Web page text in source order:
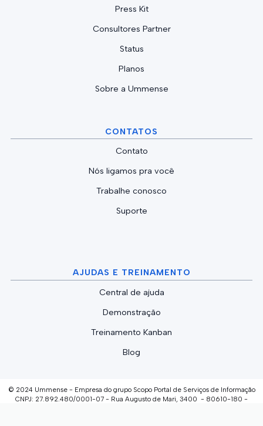
Press Kit
Consultores Partner
Status
Planos
Sobre a Ummense
CONTATOS
Contato
Nós ligamos pra você
Trabalhe conosco
Suporte
AJUDAS E TREINAMENTO
Central de ajuda
Demonstração
Treinamento Kanban
Blog
© 2024 Ummense - Empresa do grupo Scopo Portal de Serviços de Informação
CNPJ: 27.892.480/0001-07 - Rua Augusto de Mari, 3400 - 80610-180 -